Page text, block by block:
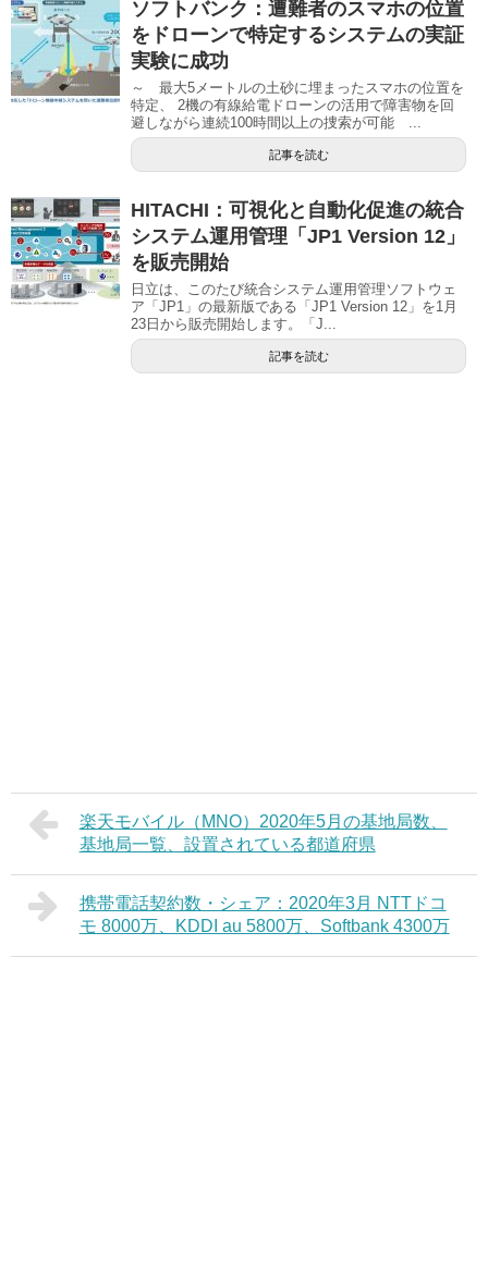
ソフトバンク：遭難者のスマホの位置
をドローンで特定するシステムの実証
実験に成功
～ 最大5メートルの土砂に埋まったスマホの位置を
特定、 2機の有線給電ドローンの活用で障害物を回
避しながら連続100時間以上の捜索が可能 ...
記事を読む
HITACHI：可視化と自動化促進の統合
システム運用管理「JP1 Version 12」
を販売開始
日立は、このたび統合システム運用管理ソフトウェ
ア「JP1」の最新版である「JP1 Version 12」を1月
23日から販売開始します。「J...
記事を読む
楽天モバイル（MNO）2020年5月の基地局数、
基地局一覧、設置されている都道府県
携帯電話契約数・シェア：2020年3月 NTTドコ
モ 8000万、KDDI au 5800万、Softbank 4300万